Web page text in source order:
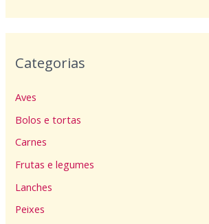
Categorias
Aves
Bolos e tortas
Carnes
Frutas e legumes
Lanches
Peixes